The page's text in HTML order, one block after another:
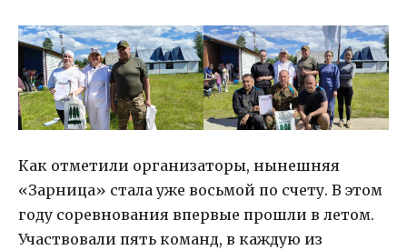
Как отметили организаторы, нынешняя
«Зарница» стала уже восьмой по счету. В этом
году соревнования впервые прошли в летом.
Участвовали пять команд, в каждую из